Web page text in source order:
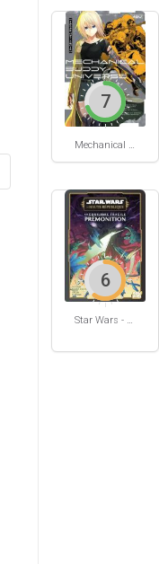
Mechanical Buddy Universe #0
7
6